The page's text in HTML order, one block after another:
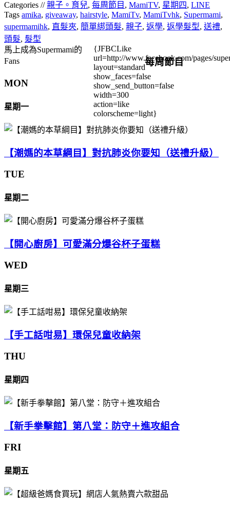
Categories //親子。育兒, 每周節目 , MamiTV, 星期四, LINE
Tags amika, giveaway, hairstyle, MamiTv, MamiTvhk, Supermami,
supermamihk, 直髮夾, 簡單綁頭髮, 親子, 返學, 返學髮型, 送禮,
頭髮, 髮型
馬上成為Supermami的
Fans
{JFBCLike
url=http://www.facebook.com/pages/
layout=standard
show_faces=false
show_send_button=false
width=300
action=like
colorscheme=light}
每周節目
MON
星期一
【潮媽的本草綱目】對抗肺炎你要知（送禮升級）
TUE
星期二
【開心廚房】可愛滿分爆谷杯子蛋糕
WED
星期三
【手工話咁易】環保兒童收納架
THU
星期四
【新手拳擊館】第八堂：防守＋進攻組合
FRI
星期五